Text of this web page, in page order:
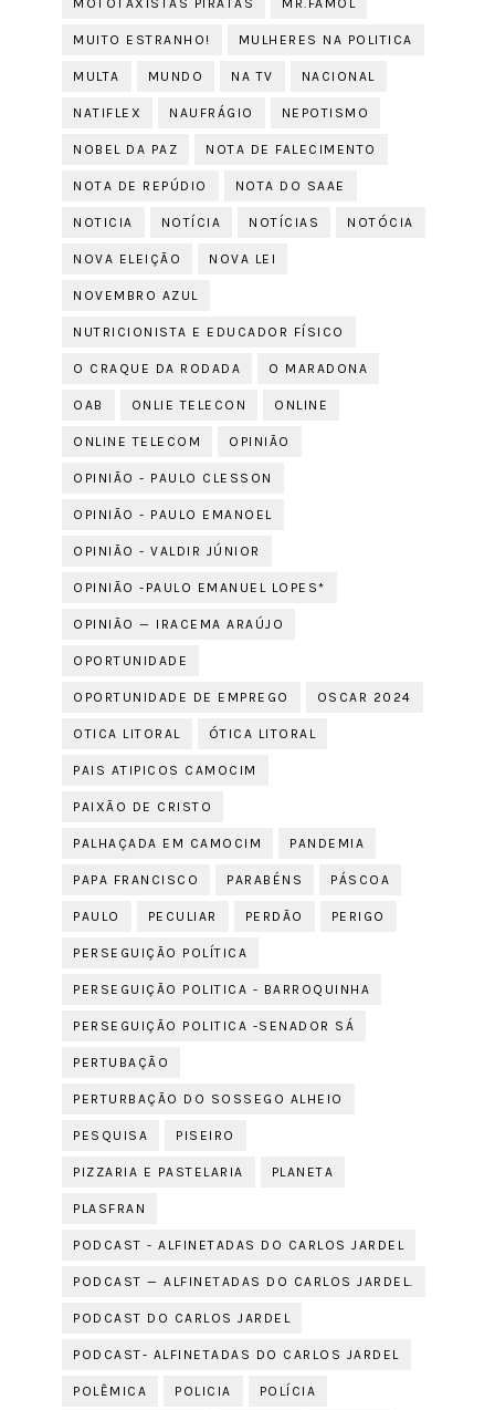
MOTOTAXISTAS PIRATAS MR.FAMOL
MUITO ESTRANHO! MULHERES NA POLITICA
MULTA MUNDO NA TV NACIONAL
NATIFLEX NAUFRÁGIO NEPOTISMO
NOBEL DA PAZ NOTA DE FALECIMENTO
NOTA DE REPÚDIO NOTA DO SAAE
NOTICIA NOTÍCIA NOTÍCIAS NOTÓCIA
NOVA ELEIÇÃO NOVA LEI
NOVEMBRO AZUL
NUTRICIONISTA E EDUCADOR FÍSICO
O CRAQUE DA RODADA O MARADONA
OAB ONLIE TELECON ONLINE
ONLINE TELECOM OPINIÃO
OPINIÃO - PAULO CLESSON
OPINIÃO - PAULO EMANOEL
OPINIÃO - VALDIR JÚNIOR
OPINIÃO -PAULO EMANUEL LOPES*
OPINIÃO — IRACEMA ARAÚJO
OPORTUNIDADE
OPORTUNIDADE DE EMPREGO OSCAR 2024
OTICA LITORAL ÓTICA LITORAL
PAIS ATIPICOS CAMOCIM
PAIXÃO DE CRISTO
PALHAÇADA EM CAMOCIM PANDEMIA
PAPA FRANCISCO PARABÉNS PÁSCOA
PAULO PECULIAR PERDÃO PERIGO
PERSEGUIÇÃO POLÍTICA
PERSEGUIÇÃO POLITICA - BARROQUINHA
PERSEGUIÇÃO POLITICA -SENADOR SÁ
PERTUBAÇÃO
PERTURBAÇÃO DO SOSSEGO ALHEIO
PESQUISA PISEIRO
PIZZARIA E PASTELARIA PLANETA
PLASFRAN
PODCAST - ALFINETADAS DO CARLOS JARDEL
PODCAST — ALFINETADAS DO CARLOS JARDEL.
PODCAST DO CARLOS JARDEL
PODCAST- ALFINETADAS DO CARLOS JARDEL
POLÊMICA POLICIA POLÍCIA